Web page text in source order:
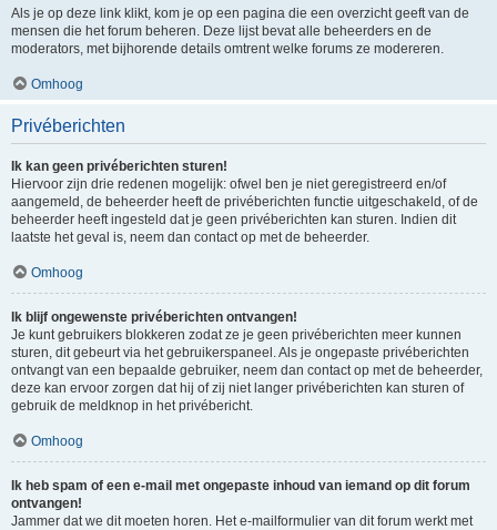
Als je op deze link klikt, kom je op een pagina die een overzicht geeft van de
mensen die het forum beheren. Deze lijst bevat alle beheerders en de
moderators, met bijhorende details omtrent welke forums ze modereren.
Omhoog
Privéberichten
Ik kan geen privéberichten sturen!
Hiervoor zijn drie redenen mogelijk: ofwel ben je niet geregistreerd en/of
aangemeld, de beheerder heeft de privéberichten functie uitgeschakeld, of de
beheerder heeft ingesteld dat je geen privéberichten kan sturen. Indien dit
laatste het geval is, neem dan contact op met de beheerder.
Omhoog
Ik blijf ongewenste privéberichten ontvangen!
Je kunt gebruikers blokkeren zodat ze je geen privéberichten meer kunnen
sturen, dit gebeurt via het gebruikerspaneel. Als je ongepaste privéberichten
ontvangt van een bepaalde gebruiker, neem dan contact op met de beheerder,
deze kan ervoor zorgen dat hij of zij niet langer privéberichten kan sturen of
gebruik de meldknop in het privébericht.
Omhoog
Ik heb spam of een e-mail met ongepaste inhoud van iemand op dit forum
ontvangen!
Jammer dat we dit moeten horen. Het e-mailformulier van dit forum werkt met